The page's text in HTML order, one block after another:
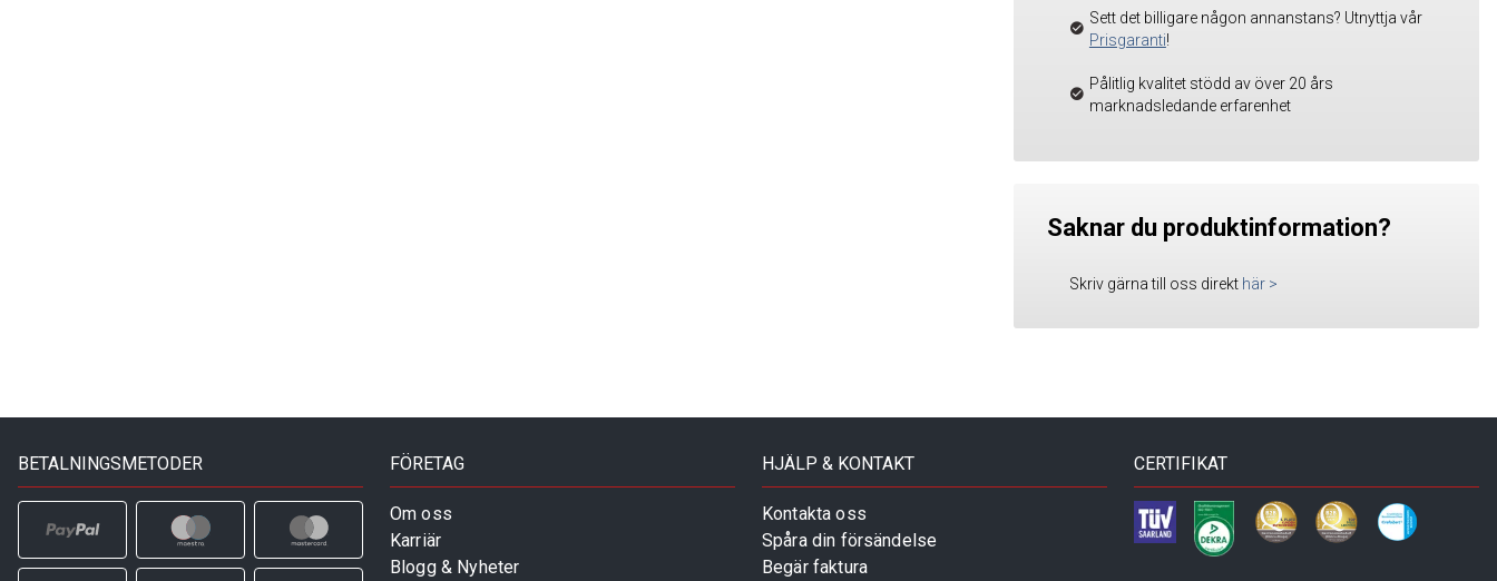
Sett det billigare någon annanstans? Utnyttja vår
Prisgaranti!
Pålitlig kvalitet stödd av över 20 års
marknadsledande erfarenhet
Saknar du produktinformation?
Skriv gärna till oss direkt här >
BETALNINGSMETODER FÖRETAG
Om oss
Karriär
Blogg & Nyheter
HJÄLP & KONTAKT
Kontakta oss
Spåra din försändelse
Begär faktura
CERTIFIKAT